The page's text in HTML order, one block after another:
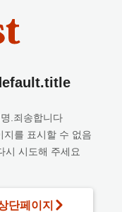
.죄송합니다
지를 표시할 수 없음
시 시도해 주세요
단페이지